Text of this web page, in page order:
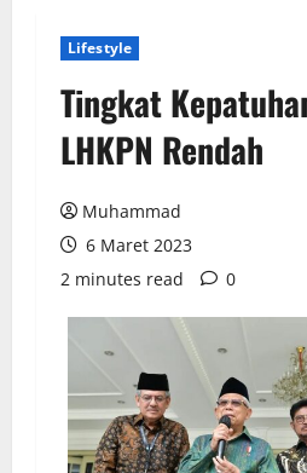
Lifestyle
Tingkat
LHKPN Rendah
Muhammad
6 Maret 2023
2 minutes read
0